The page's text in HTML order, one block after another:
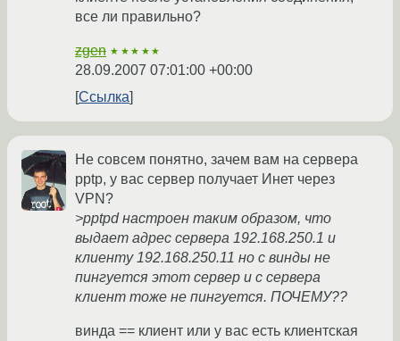
все ли правильно?
zgen ★★★★★
28.09.2007 07:01:00 +00:00
Ссылка
Не совсем понятно, зачем вам на сервера
pptp, у вас сервер получает Инет через
VPN?
>pptpd настроен таким образом, что
выдает адрес сервера 192.168.250.1 и
клиенту 192.168.250.11 но с винды не
пингуется этот сервер и с сервера
клиент тоже не пингуется. ПОЧЕМУ??
винда == клиент или у вас есть клиентская